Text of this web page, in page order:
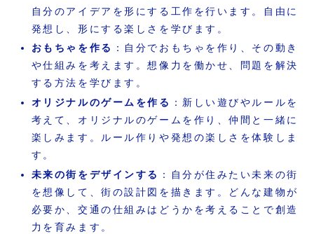
自分のアイデアを形にする工作を行います。自由に
発想し、形にする楽しさを学びます。
おもちゃを作る
：自分でおもちゃを作り、その動き
や仕組みを考えます。想像力を働かせ、問題を解決
する方法を学びます。
オリジナルのゲームを作る
：新しい遊びやルールを
考えて、オリジナルのゲームを作り、仲間と一緒に
楽しみます。ルール作りや発想の楽しさを体験しま
す。
未来の街をデザインする
：自分が住みたい未来の街
を想像して、街の設計図を描きます。どんな建物が
必要か、交通の仕組みはどうかを考えることで創造
力を育みます。